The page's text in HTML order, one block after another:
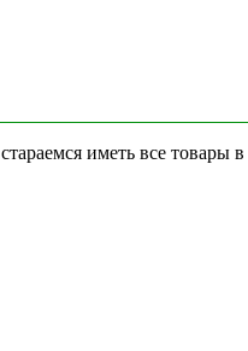
иметь все товары